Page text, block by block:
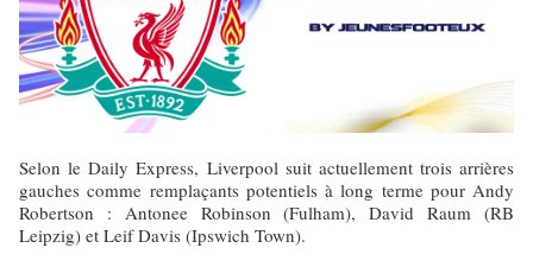
Selon le Daily Express, Liverpool suit actuellement trois arrières
gauches comme remplaçants potentiels à long terme pour Andy
Robertson : Antonee Robinson (Fulham), David Raum (RB
Leipzig) et Leif Davis (Ipswich Town).